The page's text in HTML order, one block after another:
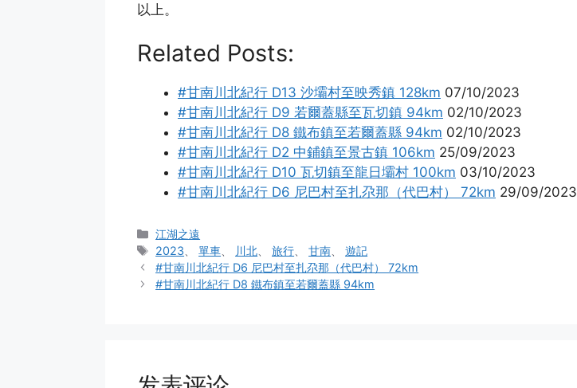
以上。
Related Posts:
#甘南川北紀行 D13 沙壩村至映秀鎮 128km 07/10/2023
#甘南川北紀行 D9 若爾蓋縣至瓦切鎮 94km 02/10/2023
#甘南川北紀行 D8 鐵布鎮至若爾蓋縣 94km 02/10/2023
#甘南川北紀行 D2 中鋪鎮至景古鎮 106km 25/09/2023
#甘南川北紀行 D10 瓦切鎮至龍日壩村 100km 03/10/2023
#甘南川北紀行 D6 尼巴村至扎尕那（代巴村） 72km 29/09/2023
分
类
江湖之遠
标
签
2023 、單車 川北 、旅行 、甘南 、遊記
#甘南川北紀行 D6 尼巴村至扎尕那（代巴村） 72km
#甘南川北紀行 D8 鐵布鎮至若爾蓋縣 94km